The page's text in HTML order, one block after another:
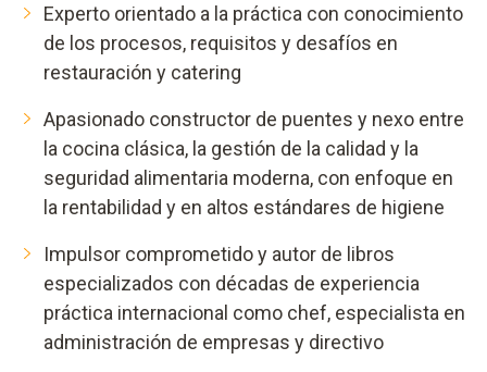
Experto orientado a la práctica con conocimiento
de los procesos, requisitos y desafíos en
restauración y catering
Apasionado constructor de puentes y nexo entre
la cocina clásica, la gestión de la calidad y la
seguridad alimentaria moderna, con enfoque en
la rentabilidad y en altos estándares de higiene
Impulsor comprometido y autor de libros
especializados con décadas de experiencia
práctica internacional como chef, especialista en
administración de empresas y directivo